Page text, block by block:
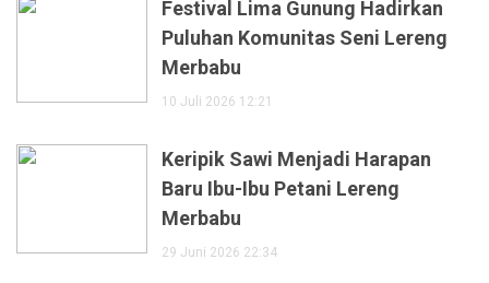
Festival Lima Gunung Hadirkan
Puluhan Komunitas Seni Lereng
Merbabu
10 Juli 2026 12:21
Keripik Sawi Menjadi Harapan
Baru Ibu-Ibu Petani Lereng
Merbabu
29 Juni 2026 22:34